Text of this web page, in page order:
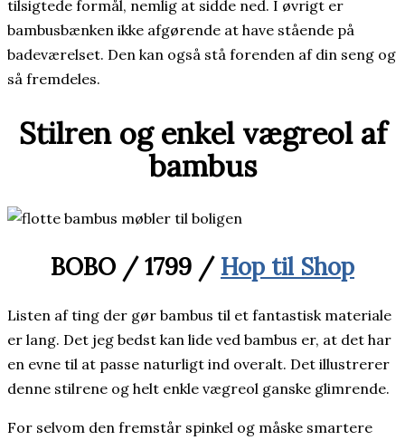
tilsigtede formål, nemlig at sidde ned. I øvrigt er
bambusbænken ikke afgørende at have stående på
badeværelset. Den kan også stå forenden af din seng og
så fremdeles.
Stilren og enkel vægreol af
bambus
BOBO / 1799 / Hop til Shop
Listen af ting der gør bambus til et fantastisk materiale
er lang. Det jeg bedst kan lide ved bambus er, at det har
en evne til at passe naturligt ind overalt. Det illustrerer
denne stilrene og helt enkle vægreol ganske glimrende.
For selvom den fremstår spinkel og måske smartere